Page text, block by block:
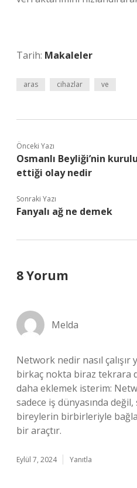
Tarih: Makaleler
aras cihazlar ve
Önceki Yazı
Osmanlı Beyliği’nin
ettiği olay nedir
Sonraki Yazı
Fanyalı ağ ne demek
8 Yorum
Melda
Network nedir nasıl çalışır
birkaç nokta biraz tekrara
daha eklemek isterim:
sadece iş dünyasında
bireylerin birbirleriyle
bir araçtır.
Eylül 7, 2024 Yanıtla